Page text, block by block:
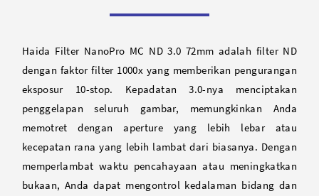
Haida Filter NanoPro MC ND 3.0 72mm adalah filter ND
dengan faktor filter 1000x yang memberikan pengurangan
eksposur 10-stop. Kepadatan 3.0-nya menciptakan
penggelapan seluruh gambar, memungkinkan Anda
memotret dengan aperture yang lebih lebar atau
kecepatan rana yang lebih lambat dari biasanya. Dengan
memperlambat waktu pencahayaan atau meningkatkan
bukaan, Anda dapat mengontrol kedalaman bidang dan